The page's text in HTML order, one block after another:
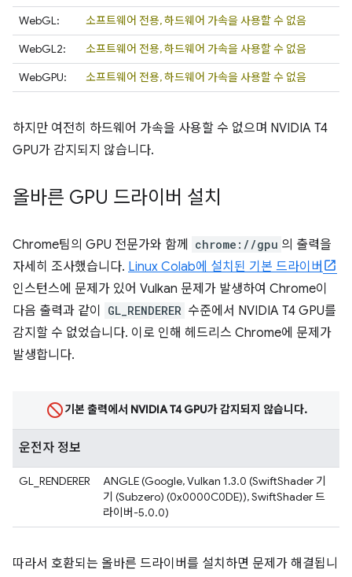
WebGL:
소프트웨어 전용, 하드웨어 가속을 사용할 수 없음
WebGL2:
소프트웨어 전용, 하드웨어 가속을 사용할 수 없음
WebGPU:
소프트웨어 전용, 하드웨어 가속을 사용할 수 없음
하지만 여전히 하드웨어 가속을 사용할 수 없으며 NVIDIA T4
GPU가 감지되지 않습니다.
올바른 GPU 드라이버 설치
Chrome팀의 GPU 전문가와 함께 chrome://gpu 의 출력을
자세히 조사했습니다. Linux Colab에 설치된 기본 드라이버
인스턴스에 문제가 있어 Vulkan 문제가 발생하여 Chrome이
다음 출력과 같이
GL_RENDERER 수준에서 NVIDIA T4 GPU를
감지할 수 없었습니다. 이로 인해 헤드리스 Chrome에 문제가
발생합니다.
기본 출력에서 NVIDIA T4 GPU가 감지되지 않습니다.
운전자 정보
GL_RENDERER
ANGLE (Google, Vulkan 1.3.0 (SwiftShader 기
기 (Subzero) (0x0000C0DE)), SwiftShader 드
라이버-5.0.0)
따라서 호환되는 올바른 드라이버를 설치하면 문제가 해결됩니